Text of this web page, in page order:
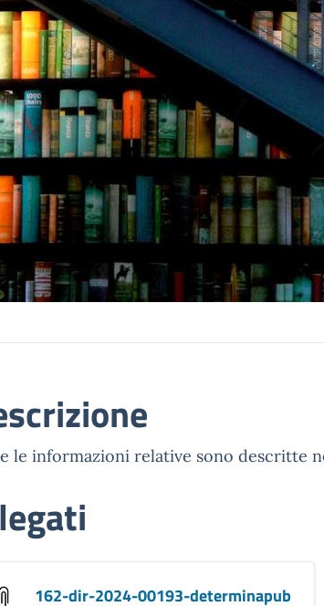
le informazioni relative sono descritte
162-dir-2024-00193-determinapub